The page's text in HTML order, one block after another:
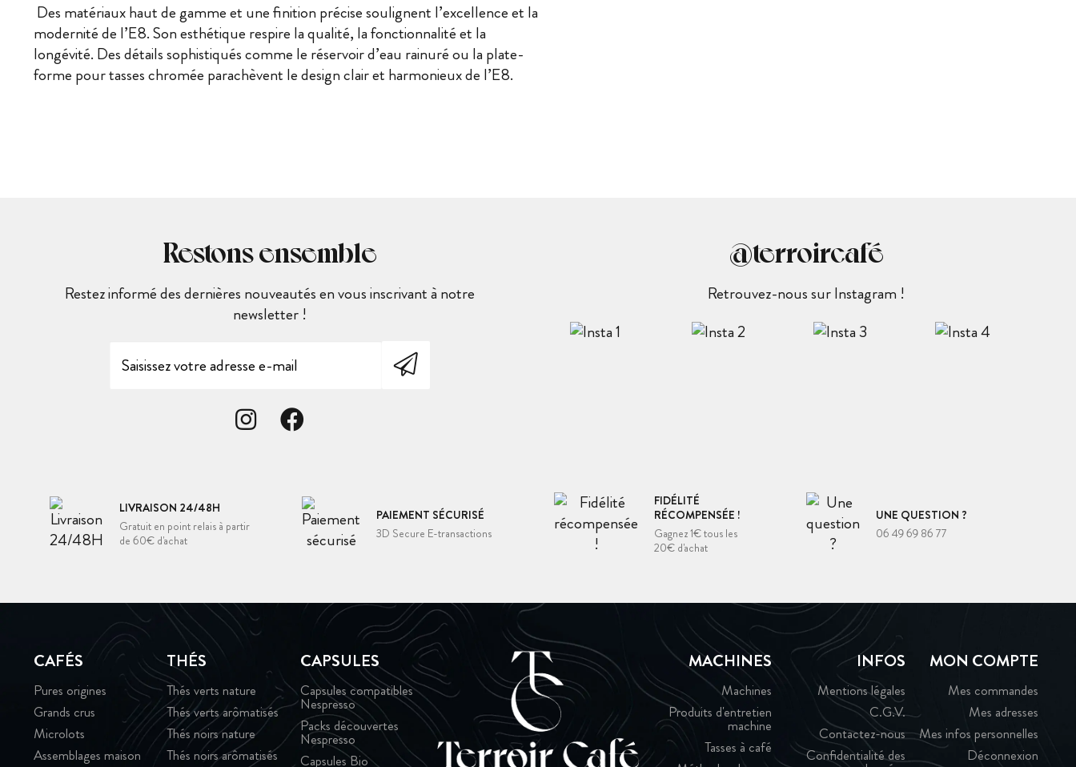
Des matériaux haut de gamme et une finition précise soulignent l’excellence et la
modernité de l’E8. Son esthétique respire la qualité, la fonctionnalité et la
longévité. Des détails sophistiqués comme le réservoir d’eau rainuré ou la plate-
forme pour tasses chromée parachèvent le design clair et harmonieux de l’E8.
Restons ensemble
Restez informé des dernières nouveautés en vous inscrivant à notre
newsletter !
@terroircafé
Retrouvez-nous sur Instagram !
LIVRAISON 24/48H
Gratuit en point relais à partir
de 60€ d'achat
PAIEMENT SÉCURISÉ
3D Secure E-transactions
FIDÉLITÉ
RÉCOMPENSÉE !
Gagnez 1€ tous les
20€ d'achat
UNE QUESTION ?
06 49 69 86 77
CAFÉS
Pures origines
Grands crus
Microlots
Assemblages maison
THÉS
Thés verts nature
Thés verts arômatisés
Thés noirs nature
Thés noirs arômatisés
CAPSULES
Capsules compatibles
Nespresso
Packs découvertes
Nespresso
Capsules Bio
MACHINES
Machines
Produits d'entretien
machine
Tasses à café
INFOS
Mentions légales
C.G.V.
Contactez-nous
Confidentialité des
MON COMPTE
Mes commandes
Mes adresses
Mes infos personnelles
Déconnexion